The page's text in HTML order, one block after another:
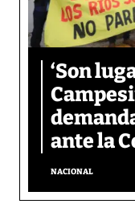
‘Son
ante la
NACIONAL